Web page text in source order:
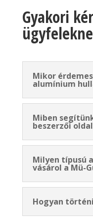
Gyakori
Mikor
alumínium
Miben
beszerzői
Milyen típusú
vásárol a Mü-
Hogyan